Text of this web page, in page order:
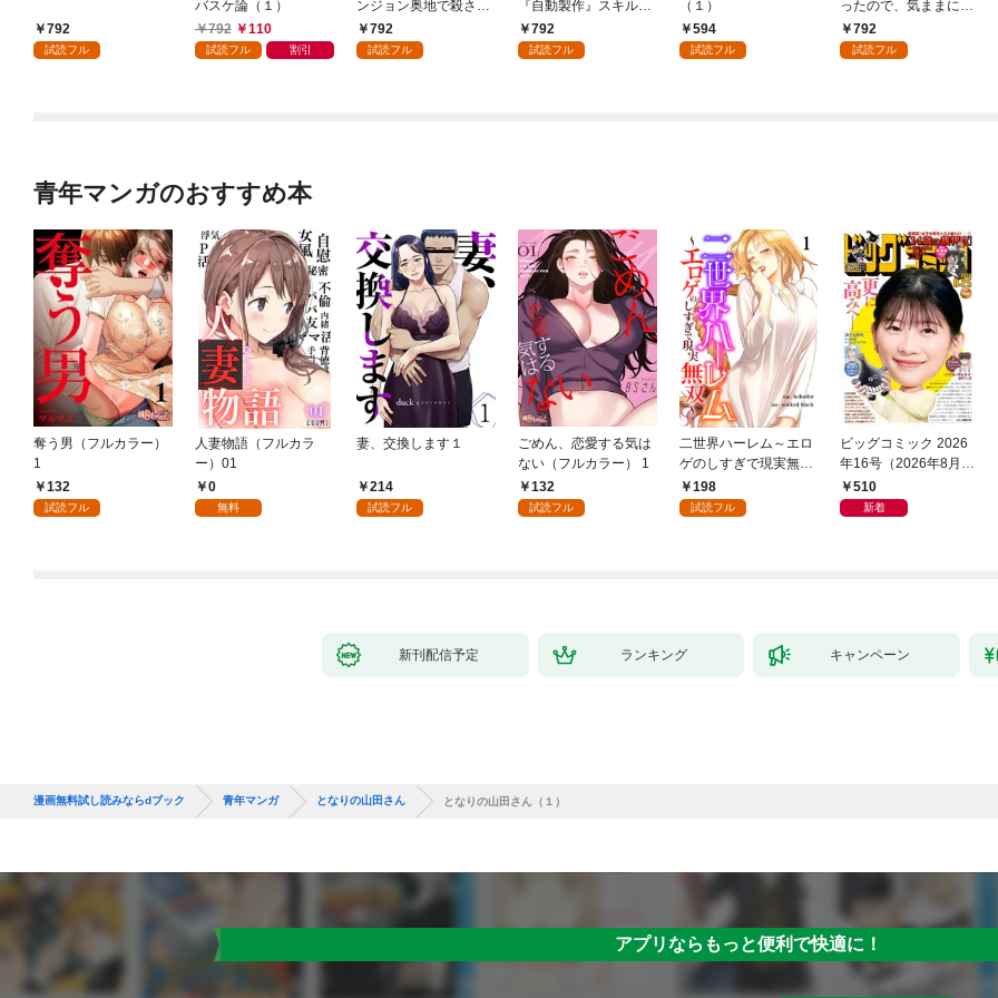
792
試読フル
バスケ論（１）
792
110
試読フル 割引
ンジョン奥地で殺され
かけたがギフト『無限
ガチャ』でレベル９９
792
試読フル
『自動製作』スキルで
領地を爆速で開拓し最
強の村を作ってしまう
792
試読フル
（１）
594
試読フル
ったので、気ままに魔
術を極めます（１）
792
試読フル
青年マンガのおすすめ本
奪う男（フルカラー）
1
132
試読フル
人妻物語（フルカラ
ー）01
0
無料
妻、交換します１
214
試読フル
ごめん、恋愛する気は
ない（フルカラー） 1
132
試読フル
二世界ハーレム～エロ
ゲのしすぎで現実無双
～１198
試読フル
ビッグコミック 2026
年16号（2026年8月7
日発売）
510
新着
新刊配信予定 ランキング キャンペーン
漫画無料試し読みならdブック 青年マンガ となりの山田さん となりの山田さん（１）
アプリならもっと便利で快適に！